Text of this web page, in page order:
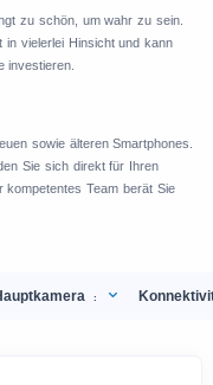
zu schön, um wahr zu sein.
in vielerlei Hinsicht und kann
investieren.
sowie älteren Smartphones.
Sie sich direkt für Ihren
kompetentes Team berät Sie
: